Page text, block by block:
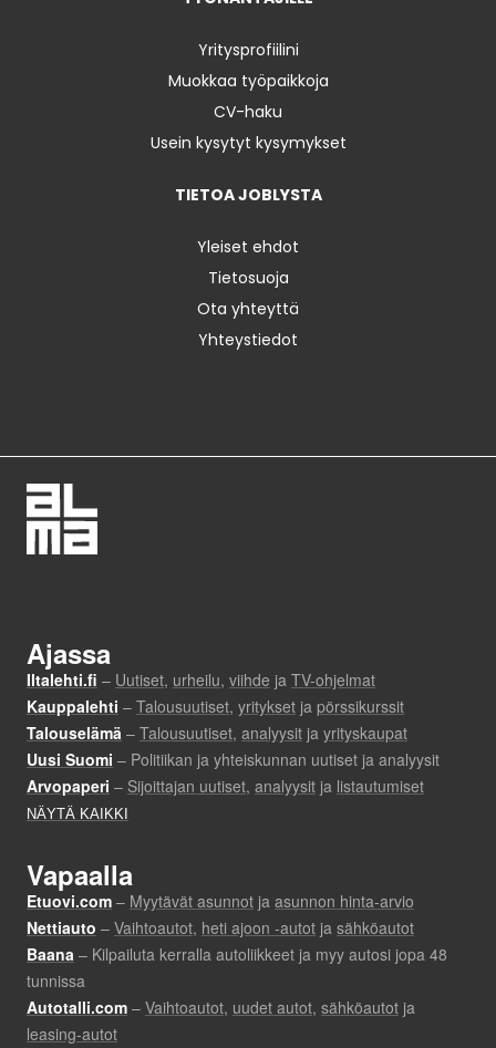
Yritysprofiilini
Muokkaa työpaikkoja
CV-haku
Usein kysytyt kysymykset
TIETOA JOBLYSTA
Yleiset ehdot
Tietosuoja
Ota yhteyttä
Yhteystiedot